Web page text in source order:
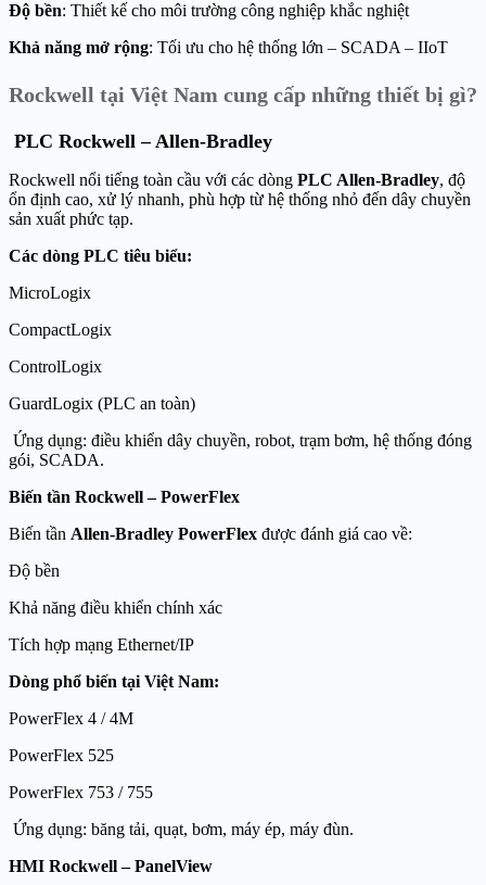
Độ bền: Thiết kế cho môi trường công nghiệp khắc nghiệt
Khả năng mở rộng: Tối ưu cho hệ thống lớn – SCADA – IIoT
Rockwell tại Việt Nam cung cấp những thiết bị gì?
PLC Rockwell – Allen-Bradley
Rockwell nổi tiếng toàn cầu với các dòng PLC Allen-Bradley, độ
ổn định cao, xử lý nhanh, phù hợp từ hệ thống nhỏ đến dây chuyền
sản xuất phức tạp.
Các dòng PLC tiêu biểu:
MicroLogix
CompactLogix
ControlLogix
GuardLogix (PLC an toàn)
Ứng dụng: điều khiển dây chuyền, robot, trạm bơm, hệ thống đóng
gói, SCADA.
Biến tần Rockwell – PowerFlex
Biến tần Allen-Bradley PowerFlex được đánh giá cao về:
Độ bền
Khả năng điều khiển chính xác
Tích hợp mạng Ethernet/IP
Dòng phổ biến tại Việt Nam:
PowerFlex 4 / 4M
PowerFlex 525
PowerFlex 753 / 755
Ứng dụng: băng tải, quạt, bơm, máy ép, máy đùn.
HMI Rockwell – PanelView